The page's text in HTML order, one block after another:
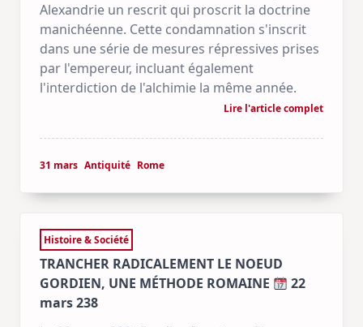
Alexandrie un rescrit qui proscrit la doctrine
manichéenne. Cette condamnation s'inscrit
dans une série de mesures répressives prises
par l'empereur, incluant également
l'interdiction de l'alchimie la même année.
Lire l'article complet
31 mars Antiquité Rome
Histoire & Société
TRANCHER RADICALEMENT LE NOEUD
GORDIEN, UNE MÉTHODE ROMAINE
22
mars 238